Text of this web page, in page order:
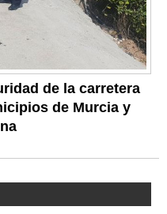
de la carretera
de Murcia y